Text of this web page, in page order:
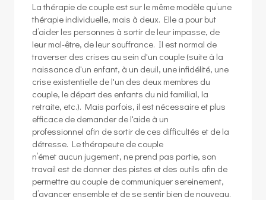
La thérapie de couple est sur le même modèle qu’une
thérapie individuelle, mais à deux. Elle a pour but
d’aider les personnes à sortir de leur impasse, de
leur mal-être, de leur souffrance. Il est normal de
traverser des crises au sein d'un couple (suite à la
naissance d'un enfant, à un deuil, une infidélité, une
crise existentielle de l'un des deux membres du
couple, le départ des enfants du nid familial, la
retraite, etc.). Mais parfois, il est nécessaire et plus
efficace de demander de l'aide à un
professionnel afin de sortir de ces difficultés et de la
détresse. Le thérapeute de couple
n’émet aucun jugement, ne prend pas partie, son
travail est de donner des pistes et des outils afin de
permettre au couple de communiquer sereinement,
d’avancer ensemble et de se sentir bien de nouveau.